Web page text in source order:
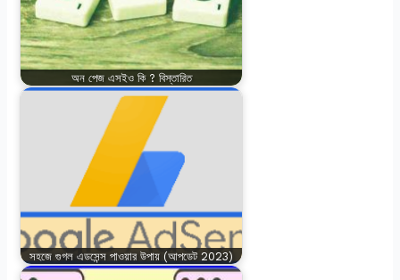
অন পেজ এসইও কি ? বিস্তারিত
সহজে গুগল এডসেন্স পাওয়ার উপায় (আপডেট 2023)